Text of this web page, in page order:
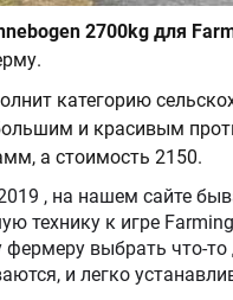
категорию
и красивым
а стоимость 2150.
игре Farming Simulator 2019.
выбрать что-